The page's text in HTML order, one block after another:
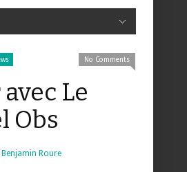
No Comments
Le
Obs
Benjamin Roure